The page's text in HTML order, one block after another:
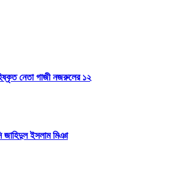
নেতা গাজী নজরুলের ১২
জাহিদুল ইসলাম মিঞা